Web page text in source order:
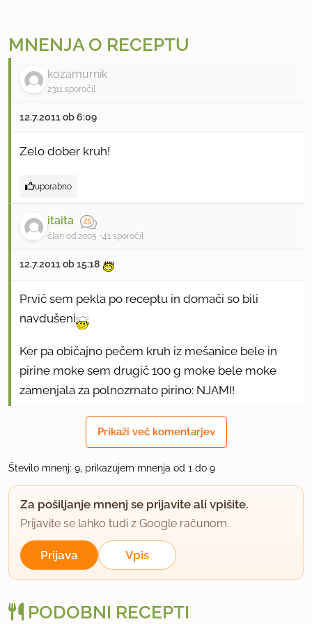
MNENJA O RECEPTU
kozamurnik
2311 sporočil
12.7.2011 ob 6:09
Zelo dober kruh!
uporabno
itaita
član od 2005 41 sporočil
12.7.2011 ob 15:18
Prvič sem pekla po receptu in domači so bili
navdušeni
Ker pa običajno pečem kruh iz mešanice bele in
pirine moke sem drugič 100 g moke bele moke
zamenjala za polnozrnato pirino: NJAMI!
član od 2011 22 sporočil
19.10.2012 ob 19:11
Ker količinsko recept odgovarja tudi mojemu
avtomatu za kruh, sem poskusila tale recept.
in če sem ga videla v trgovini (bolj redko), sem ga
Prikaži več komentarjev
Število mnenj: 9, prikazujem mnenja od 1 do 9
Za pošiljanje mnenj se prijavite ali vpišite.
Prijavite se lahko tudi z Google računom.
Prijava Vpis
PODOBNI RECEPTI